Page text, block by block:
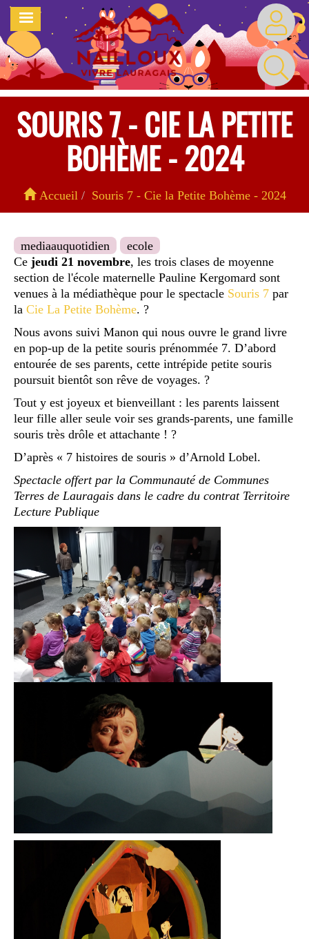
Aller
contenu
principal
MENU
SOURIS 7 - CIE LA PETITE
BOHÈME - 2024
Accueil Souris 7 - Cie la Petite Bohème - 2024
mediaauquotidien
ecole
Ce jeudi 21 novembre, les trois clases de moyenne
section de l'école maternelle Pauline Kergomard sont
venues à la médiathèque pour le spectacle Souris 7 par
la Cie La Petite Bohème. ?
Nous avons suivi Manon qui nous ouvre le grand livre
en pop-up de la petite souris prénommée 7. D’abord
entourée de ses parents, cette intrépide petite souris
poursuit bientôt son rêve de voyages. ?
Tout y est joyeux et bienveillant : les parents laissent
leur fille aller seule voir ses grands-parents, une famille
souris très drôle et attachante ! ?
D’après « 7 histoires de souris » d’Arnold Lobel.
Spectacle offert par la Communauté de Communes
Terres de Lauragais dans le cadre du contrat Territoire
Lecture Publique